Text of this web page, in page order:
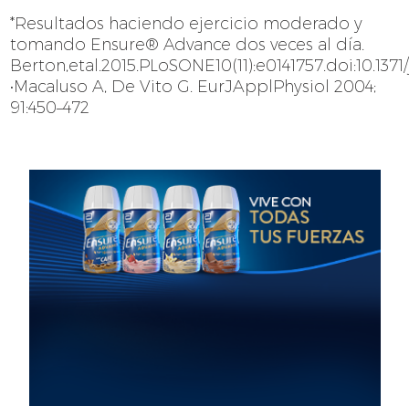
*Resultados haciendo ejercicio moderado y
tomando Ensure® Advance dos veces al día.
•Macaluso A, De Vito G. EurJApplPhysiol 2004;
91:450–472